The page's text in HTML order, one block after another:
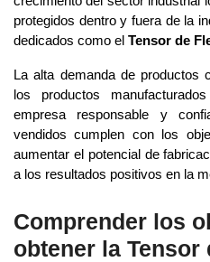
protegidos dentro y fuera de la
dedicados como el Tensor de
La alta demanda de productos
los productos
empresa responsable y
vendidos cumplen con los
aumentar el potencial de
a los resultados positivos en la
Comprender los
obtener la Tensor